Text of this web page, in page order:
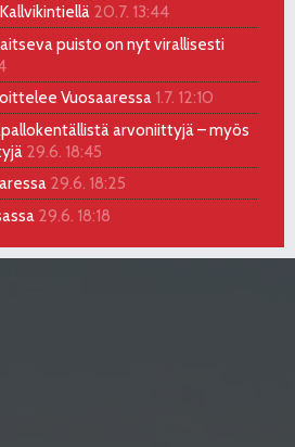
20.7. 13:44
puisto on nyt virallisesti
Vuosaaressa 1.7. 12:10
arvoniittyjä – myös
29.6. 18:45
29.6. 18:25
29.6. 18:18